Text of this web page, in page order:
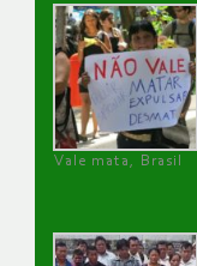
Vale mata, Brasil